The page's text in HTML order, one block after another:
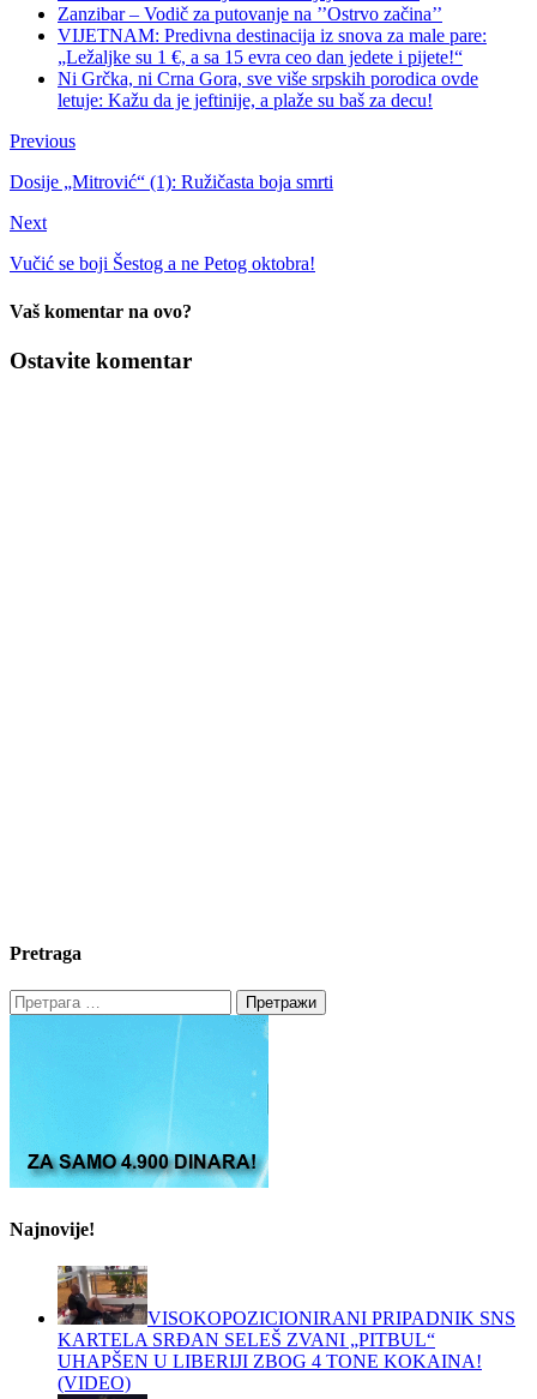
Zanzibar – Vodič za putovanje na ’’Ostrvo začina’’
VIJETNAM: Predivna destinacija iz snova za male pare:
„Ležaljke su 1 €, a sa 15 evra ceo dan jedete i pijete!“
Ni Grčka, ni Crna Gora, sve više srpskih porodica ovde
letuje: Kažu da je jeftinije, a plaže su baš za decu!
Previous
Dosije „Mitrović“ (1): Ružičasta boja smrti
Next
Vučić se boji Šestog a ne Petog oktobra!
Vaš komentar na ovo?
Ostavite komentar
Pretraga
Претрага
за:
Najnovije!
VISOKOPOZICIONIRANI PRIPADNIK SNS
KARTELA SRĐAN SELEŠ ZVANI „PITBUL“
UHAPŠEN U LIBERIJI ZBOG 4 TONE KOKAINA!
(VIDEO)